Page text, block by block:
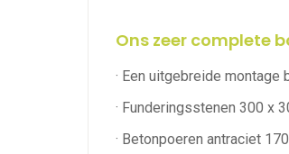
Ons zeer complete
· Een uitgebreide
· Funderingsstenen 300 x
· Betonpoeren antraciet